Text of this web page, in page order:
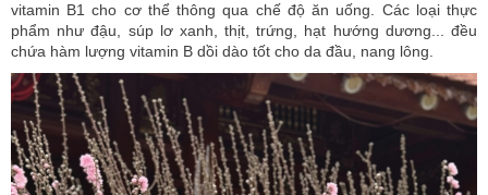
vitamin B1 cho cơ thể thông qua chế độ ăn uống. Các loại thực
phẩm như đậu, súp lơ xanh, thịt, trứng, hạt hướng dương... đều
chứa hàm lượng vitamin B dồi dào tốt cho da đầu, nang lông.